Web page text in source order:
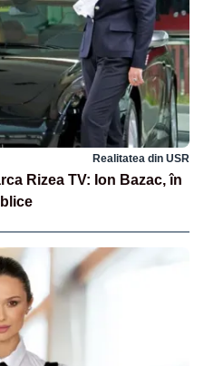
Realitatea din USR
Rizea TV: Ion Bazac, în